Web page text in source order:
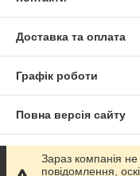
Доставка та оплата
Графік роботи
Повна версія сайту
Сайт створено на
Зараз компанія
повідомлення,